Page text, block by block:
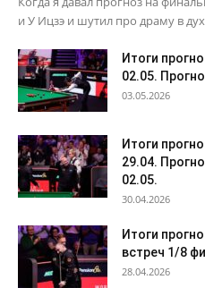
и У Ицзэ и шутил про драму в
Итоги
02.05.
03.05.2026
Итоги
29.04.
02.05.
30.04.2026
Итоги
встреч 1/8
28.04.2026